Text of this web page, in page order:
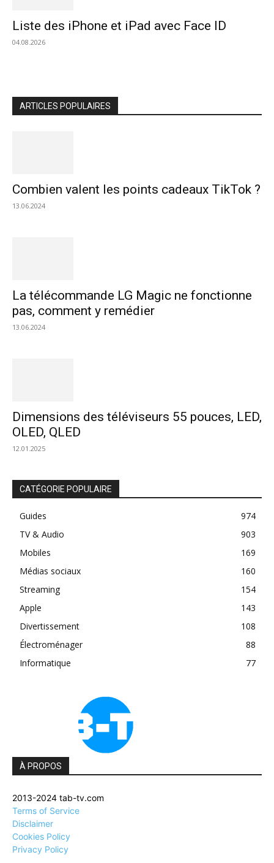
Liste des iPhone et iPad avec Face ID
04.08.2026
ARTICLES POPULAIRES
Combien valent les points cadeaux TikTok ?
13.06.2024
La télécommande LG Magic ne fonctionne
pas, comment y remédier
13.06.2024
Dimensions des téléviseurs 55 pouces, LED,
OLED, QLED
12.01.2025
CATÉGORIE POPULAIRE
Guides
974
TV & Audio
903
Mobiles
169
Médias sociaux
160
Streaming
154
Apple
143
Divertissement
108
Électroménager
88
Informatique
77
À PROPOS
2013-2024 tab-tv.com
Terms of Service
Disclaimer
Cookies Policy
Privacy Policy